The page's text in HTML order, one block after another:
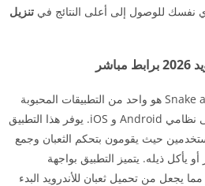
نفسك للوصول إلى أعلى النتائج في تنزيل
تحميل ثعبان للأندرويد Snake apk 2026 هو واحد من التطبيقات المحبوبة
التي يتمتع بها عشاق الألعاب على نظامي Android و iOS. يوفر هذا التطبيق
حيث يقومون بتحكم الثعبان وجمع
يأكل ذيله. يتميز التطبيق بواجهة
من تحميل ثعبان للأندرويد البدء